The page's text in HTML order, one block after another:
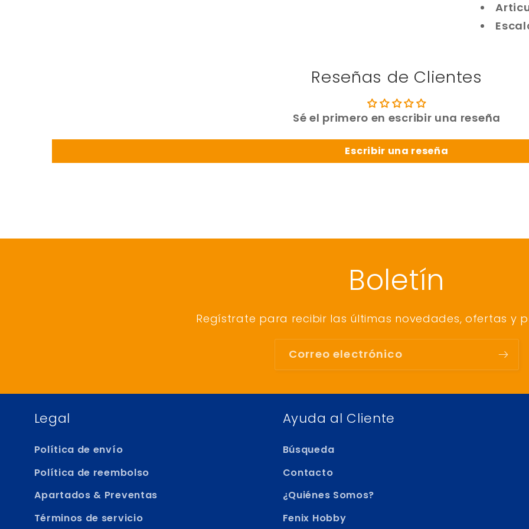
HG
1/144
Reseñas de Clientes
Sé el primero en escribir una reseña
Escribir una reseña
Boletín
Regístrate para recibir las últimas novedades, ofertas y
Correo electrónico
Legal
Política de envío
Política de reembolso
Apartados & Preventas
Términos de servicio
Ayuda al Cliente
Búsqueda
Contacto
¿Quiénes Somos?
Fenix Hobby